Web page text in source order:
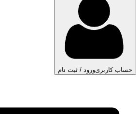
حساب کاربریورود / ثبت نام